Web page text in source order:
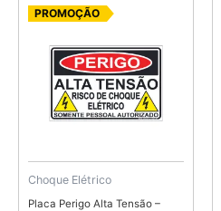
PROMOÇÃO
Choque Elétrico
Placa Perigo Alta Tensão –
preço
era:
R$ 6,25.
é:
R$ 5,00.